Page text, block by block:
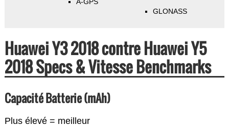
GLONASS
Huawei Y3 2018 contre Huawei Y5
2018 Specs & Vitesse Benchmarks
Capacité Batterie (mAh)
Plus élevé = meilleur